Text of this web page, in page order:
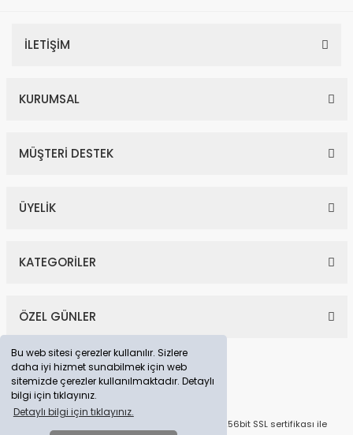
Bu web sitesi çerezler kullanılır. Sizlere
daha iyi hizmet sunabilmek için web
sitemizde çerezler kullanılmaktadır. Detaylı
bilgi için tıklayınız.
Detaylı bilgi için tıklayınız.
İLETİŞİM
KURUMSAL
MÜŞTERİ DESTEK
ÜYELİK
KATEGORİLER
ÖZEL GÜNLER
© Tüm Hakları Saklıdır. Kredi kartı bilgileriniz 256bit SSL sertifikası ile